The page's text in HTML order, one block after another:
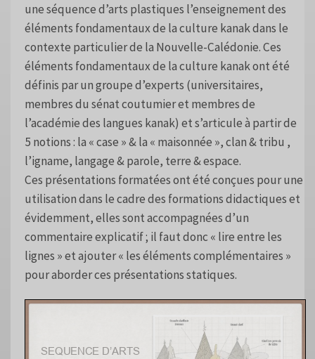
une séquence d’arts plastiques l’enseignement des
éléments fondamentaux de la culture kanak dans le
contexte particulier de la Nouvelle-Calédonie. Ces
éléments fondamentaux de la culture kanak ont été
définis par un groupe d’experts (universitaires,
membres du sénat coutumier et membres de
l’académie des langues kanak) et s’articule à partir de
5 notions : la « case » & la « maisonnée », clan & tribu ,
l’igname, langage & parole, terre & espace.
Ces présentations formatées ont été conçues pour une
utilisation dans le cadre des formations didactiques et
évidemment, elles sont accompagnées d’un
commentaire explicatif ; il faut donc « lire entre les
lignes » et ajouter « les éléments complémentaires »
pour aborder ces présentations statiques.